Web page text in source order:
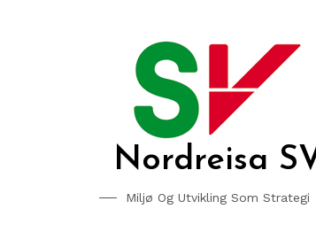
Nordreisa
Miljø Og Utvikling Som Strategi